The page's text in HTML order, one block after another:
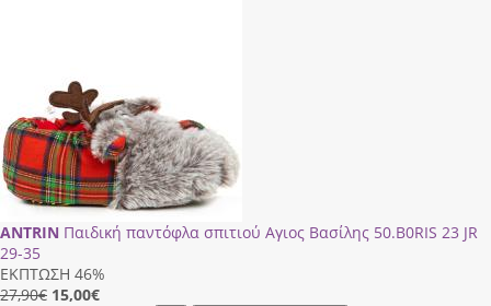
ANTRIN Παιδική παντόφλα σπιτιού Αγιος Βασίλης 50.Β0RΙS 23 JR
29-35
ΕΚΠΤΩΣΗ 46%
27,90€ 15,00€